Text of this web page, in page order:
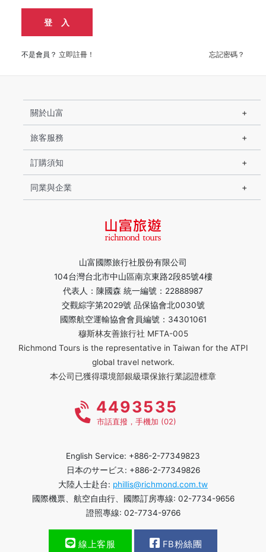
登 入
不是會員？ 立即註冊！ 忘記密碼？
山富國際旅行社股份有限公司
104台灣台北市中山區南京東路2段85號4樓
代表人：陳國森 統一編號：22888987
交觀綜字第2029號 品保協會北0030號
國際航空運輸協會會員編號：34301061
穆斯林友善旅行社 MFTA-005
Richmond Tours is the representative in Taiwan for the ATPI
global travel network.
本公司已獲得環境部銀級環保旅行業認證標章
關於山富
旅客服務
訂購須知
同業與企業
4493535
市話直撥，手機加 (02)
English Service: +886-2-77349823
日本のサービス: +886-2-77349826
大陸人士赴台: phillis@richmond.com.tw
國際機票、航空自由行、國際訂房專線: 02-7734-9656
證照專線: 02-7734-9766
線上客服 FB粉絲團